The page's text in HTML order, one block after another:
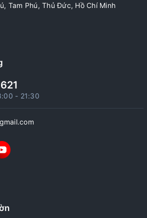
Tam Phú, Thủ Đức, Hồ Chí Minh
- 21:30